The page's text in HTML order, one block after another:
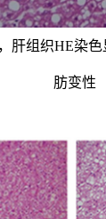
肝组织HE染
肪变性